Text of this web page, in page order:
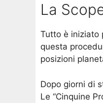
La
Tutto è iniziato
questa
posizioni
Dopo giorni di
Le “Cinquine